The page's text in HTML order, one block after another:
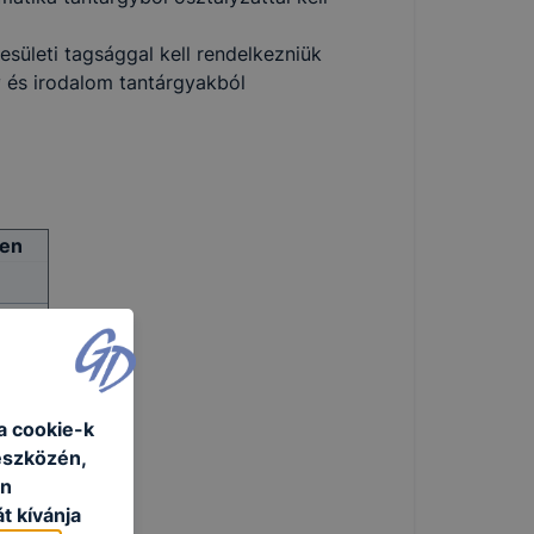
tagsággal kell rendelkezniük
irodalom tantárgyakból
cookie-k
kívánja